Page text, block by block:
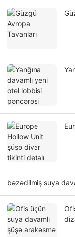
bəzədilmiş suya